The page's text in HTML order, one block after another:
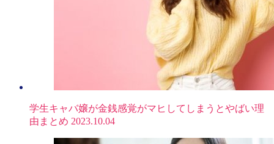
学生キャバ嬢が金銭感覚がマヒしてしまうとやばい理
由まとめ 2023.10.04